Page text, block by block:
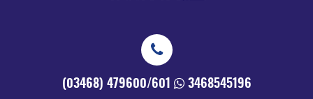
(03468) 479600/601 3468545196